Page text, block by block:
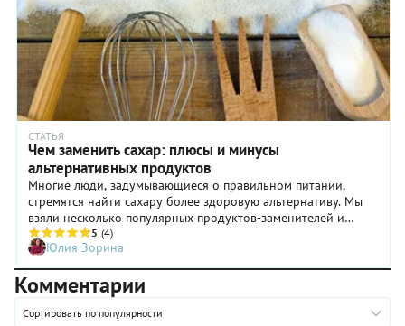
СТАТЬЯ
Чем заменить сахар: плюсы и минусы
альтернативных продуктов
Многие люди, задумывающиеся о правильном питании,
стремятся найти сахару более здоровую альтернативу. Мы
взяли несколько популярных продуктов-заменителей и
проанализировали их достоинства и недостатки.
5 (4)
Юлия Зорина
Комментарии
Сортировать по популярности